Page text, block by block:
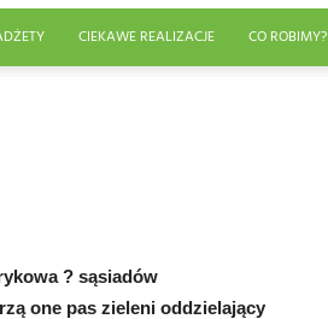
CIEKAWE REALIZACJE CO ROBIMY?
? sąsiadów
one pas zieleni oddzielający